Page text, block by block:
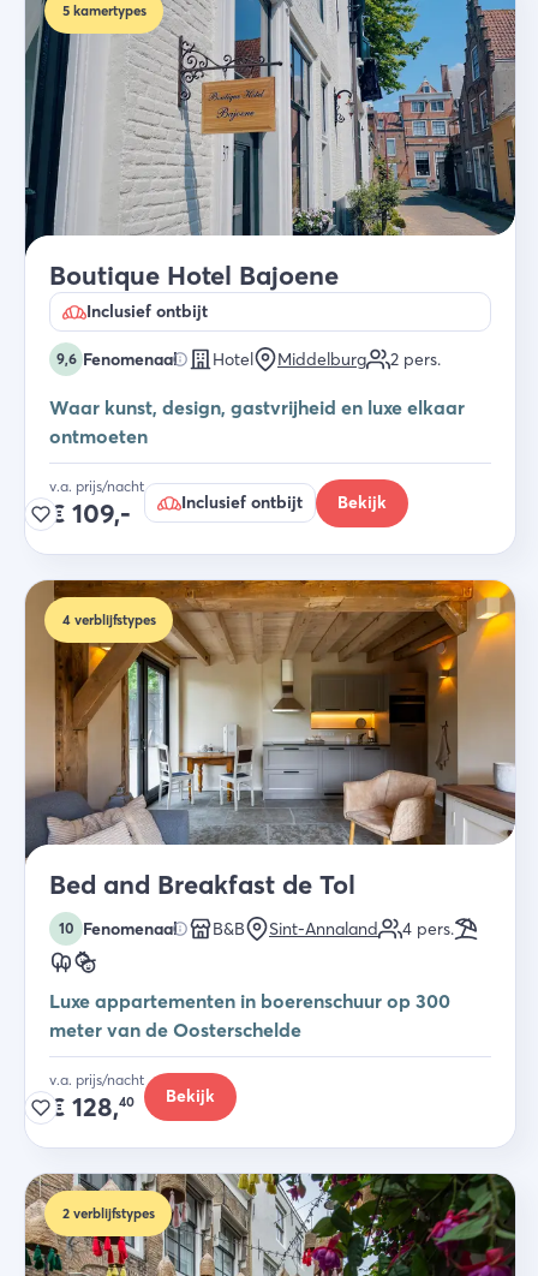
5 kamertypes
Boutique Hotel Bajoene
Inclusief ontbijt
9,6 Fenomenaal Hotel Middelburg 2 pers.
Waar kunst, design, gastvrijheid en luxe elkaar
ontmoeten
v.a. prijs/nacht
€ 109,- Inclusief ontbijt Bekijk
4 verblijfstypes
Bed and Breakfast de Tol
10 Fenomenaal B&B Sint-Annaland 4 pers.
Luxe appartementen in boerenschuur op 300
meter van de Oosterschelde
v.a. prijs/nacht
€ 128,40 Bekijk
2 verblijfstypes